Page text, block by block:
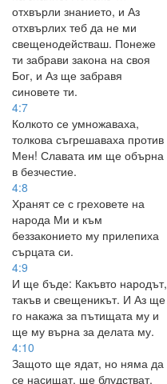
отхвърли знанието, и Аз
отхвърлих теб да не ми
свещенодействаш. Понеже
ти забрави закона на своя
Бог, и Аз ще забравя
синовете ти.
4:7
Колкото се умножаваха,
толкова съгрешаваха против
Мен! Славата им ще обърна
в безчестие.
4:8
Хранят се с греховете на
народа Ми и към
беззаконието му прилепиха
сърцата си.
4:9
И ще бъде: Какъвто народът,
такъв и свещеникът. И Аз ще
го накажа за пътищата му и
ще му върна за делата му.
4:10
Защото ще ядат, но няма да
се насищат, ще блудстват,